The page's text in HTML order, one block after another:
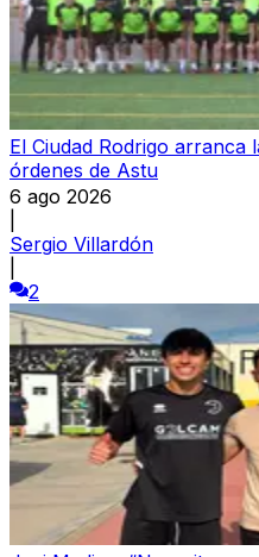
El Ciudad Rodrigo arranca
órdenes de Astu
6 ago 2026
Sergio Villardón
2